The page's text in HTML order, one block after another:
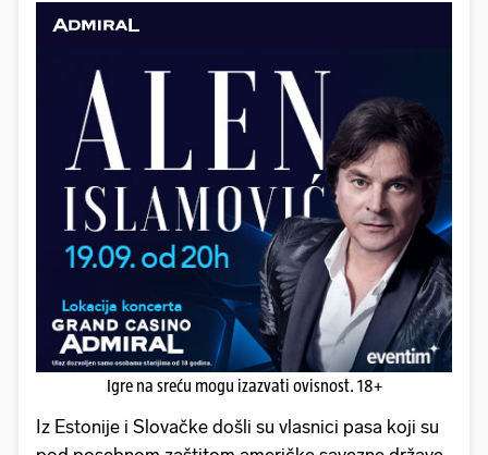
Igre na sreću mogu izazvati ovisnost. 18+
Iz Estonije i Slovačke došli su vlasnici pasa koji su